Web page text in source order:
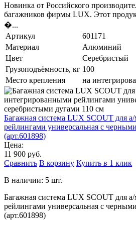
Новинка от Российского
багажников фирмы LUX. Этот
�...
Артикул
601171
Материал
Алюминий
Цвет
Серебристый
Грузоподъёмность, кг 100
Место крепления
на
Багажная система LUX SCOUT для
рейлингами универсальная с
(арт.601898)
Цена:
11 900 руб.
Сравнить В корзину Купить в 1 клик
В наличии: 5 шт.
Багажная система LUX SCOUT для
рейлингами универсальная с
(арт.601898)